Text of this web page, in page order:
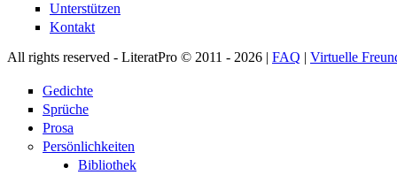
Unterstützen
Kontakt
All rights reserved - LiteratPro © 2011 - 2026 | FAQ | Virtuelle
Gedichte
Sprüche
Prosa
Persönlichkeiten
Bibliothek